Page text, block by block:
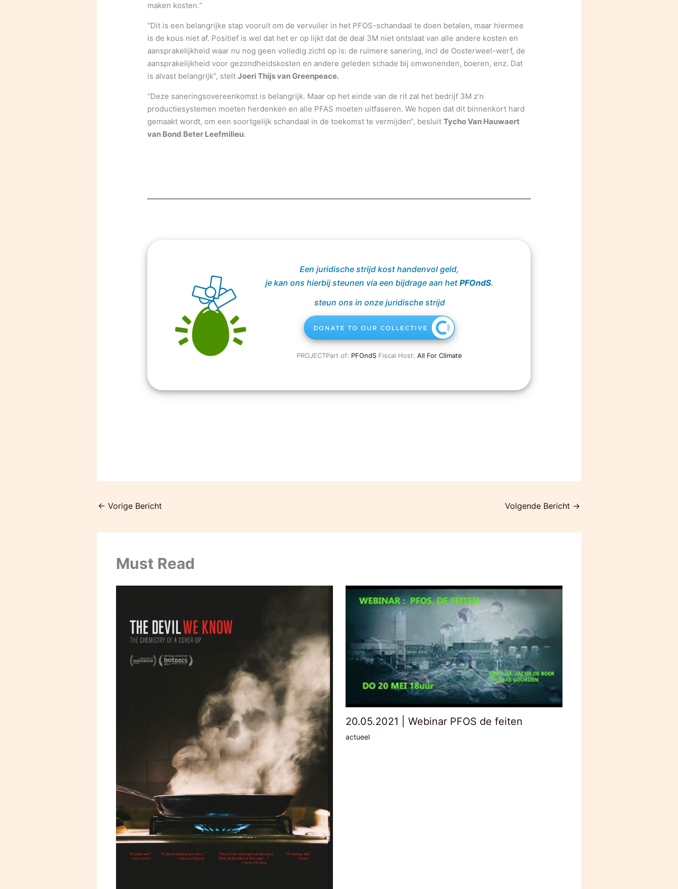
maken kosten.“
“Dit is een belangrijke stap vooruit om de vervuiler in het PFOS-schandaal te doen betalen, maar hiermee
is de kous niet af. Positief is wel dat het er op lijkt dat de deal 3M niet ontslaat van alle andere kosten en
aansprakelijkheid waar nu nog geen volledig zicht op is: de ruimere sanering, incl de Oosterweel-werf, de
aansprakelijkheid voor gezondheidskosten en andere geleden schade bij omwonenden, boeren, enz. Dat
is alvast belangrijk”, steltJoeri Thijs van Greenpeace.
“Deze saneringsovereenkomst is belangrijk. Maar op het einde van de rit zal het bedrijf 3M z’n
productiesystemen moeten herdenken en alle PFAS moeten uitfaseren. We hopen dat dit binnenkort hard
gemaakt wordt, om een soortgelijk schandaal in de toekomst te vermijden“, besluitTycho Van Hauwaert
van Bond Beter Leefmilieu.
Een juridische strijd kost handenvol geld,
je kan ons hierbij steunen via een bijdrage aan hetPFOndS.
steun ons in onze juridische strijd
PROJECTPart of: PFOndS Fiscal Host:All For Climate
← Vorige Bericht Volgende Bericht →
Must Read
20.05.2021 | Webinar PFOS de feiten
actueel